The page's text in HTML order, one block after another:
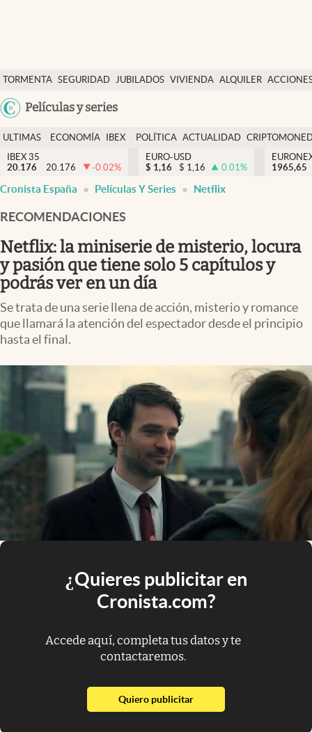
TORMENTA SEGURIDAD JUBILADOS VIVIENDA ALQUILER
USA
Películas y series
Economía y finanzas
Política
Actualidad
Criptomonedas
España
ULTIMAS
NOTICIAS
ECONOMÍA
FINANZAS
IBEX
EURO
POLÍTICA ACTUALIDAD
IBEX 35
20.176
20.176 -0.02%
EURO-USD
$ 1,16 $ 1,16 0.01%
1965,65
Cronista España Películas Y Series Netflix
RECOMENDACIONES
Netflix: la miniserie de misterio, locura
y pasión que tiene solo 5 capítulos y
podrás ver en un día
Se trata de una serie llena de acción, misterio y romance
que llamará la atención del espectador desde el principio
hasta el final.
¿Quieres publicitar en
Cronista.com?
Accede aquí, completa tus datos y te
contactaremos.
Quiero publicitarabre en nueva pestaña